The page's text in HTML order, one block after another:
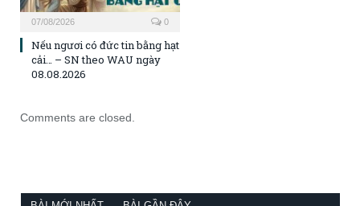
07/08/2026 0
Nếu ngươi có đức tin bằng hạt
cải… – SN theo WAU ngày
08.08.2026
Comments are closed.